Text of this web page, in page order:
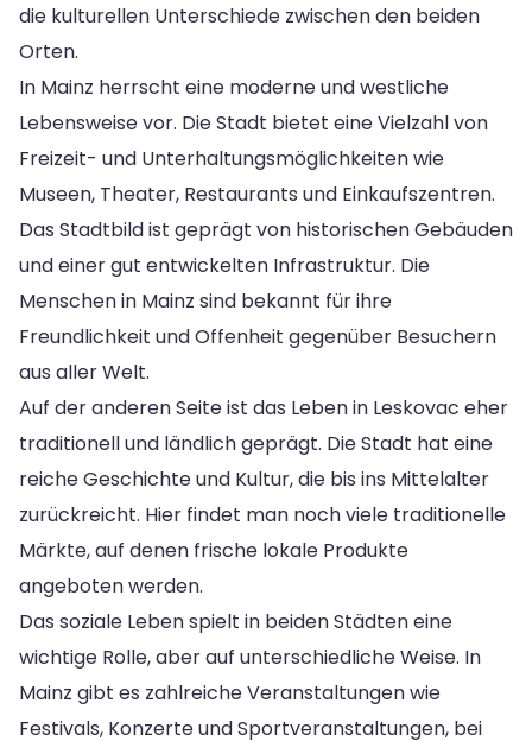
die kulturellen Unterschiede zwischen den beiden
Orten.
In Mainz herrscht eine moderne und westliche
Lebensweise vor. Die Stadt bietet eine Vielzahl von
Freizeit- und Unterhaltungsmöglichkeiten wie
Museen, Theater, Restaurants und Einkaufszentren.
Das Stadtbild ist geprägt von historischen Gebäuden
und einer gut entwickelten Infrastruktur. Die
Menschen in Mainz sind bekannt für ihre
Freundlichkeit und Offenheit gegenüber Besuchern
aus aller Welt.
Auf der anderen Seite ist das Leben in Leskovac eher
traditionell und ländlich geprägt. Die Stadt hat eine
reiche Geschichte und Kultur, die bis ins Mittelalter
zurückreicht. Hier findet man noch viele traditionelle
Märkte, auf denen frische lokale Produkte
angeboten werden.
Das soziale Leben spielt in beiden Städten eine
wichtige Rolle, aber auf unterschiedliche Weise. In
Mainz gibt es zahlreiche Veranstaltungen wie
Festivals, Konzerte und Sportveranstaltungen, bei